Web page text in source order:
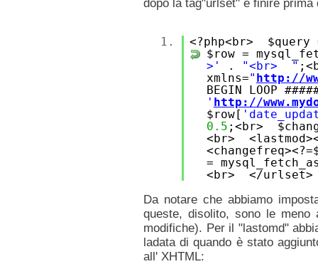
dopo la tag"urlset" e finire
1.
<?php<br>
$row =
>'
. "<br> "
xmlns=" http://
BEGIN LOOP
' http://
$row[
0.5 ;<br>
<br>
=
<br> </urlset>
Da notare che abbiamo
queste, disolito, sono le meno
modifiche). Per il "lastomd"
ladata di quando è stato
all' XHTML: